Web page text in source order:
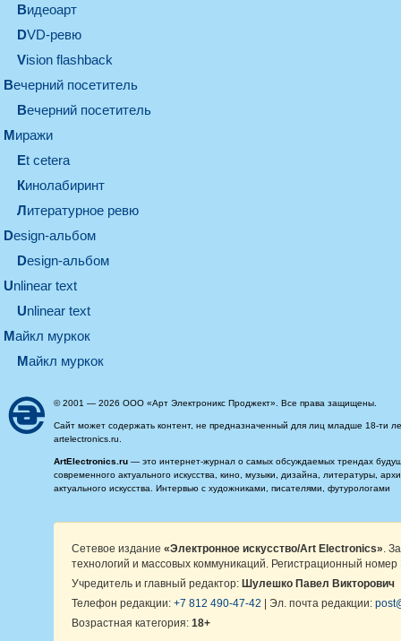
видеоарт
DVD-ревю
Vision flashback
вечерний посетитель
вечерний посетитель
миражи
et cetera
кинолабиринт
литературное ревю
design-альбом
design-альбом
unlinear text
Unlinear text
майкл муркок
майкл муркок
© 2001 — 2026 ООО «Арт Электроникс Проджект». Все права защищены.
Сайт может содержать контент, не предназначенный для лиц младше 18-ти
artelectronics.ru.
ArtElectronics.ru — это интернет-журнал о самых обсуждаемых трендах
современного актуального искусства, кино, музыки, дизайна, литературы,
актуального искусства. Интервью с художниками, писателями, футурологами
Сетевое издание «Электронное искусство/Art Electronics» .
технологий и массовых коммуникаций. Регистрационный
Учредитель и главный редактор: Шулешко Павел Викторович
Телефон редакции: +7 812 490-47-42 | Эл. почта редакции:
Возрастная категория: 18+